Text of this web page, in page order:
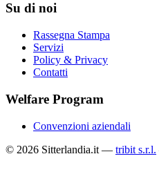
Su di noi
Rassegna Stampa
Servizi
Policy & Privacy
Contatti
Welfare Program
Convenzioni aziendali
© 2026 Sitterlandia.it — tribit s.r.l.